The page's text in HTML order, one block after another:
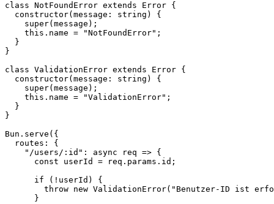
class NotFoundError extends Error {
  constructor
( message : string ) {
    super
(message);
    this
.name = "NotFoundError" ;
  }
}
class ValidationError extends Error {
  constructor
( message : string ) {
    super
(message);
    this
.name = "ValidationError" ;
  }
}
Bun. serve ({
  routes: {
    "/users/:id"
: async req => {
      const
userId = req.params.id;
      if
( ! userId) {
        throw
new ValidationError( "Benutzer-ID ist
      }